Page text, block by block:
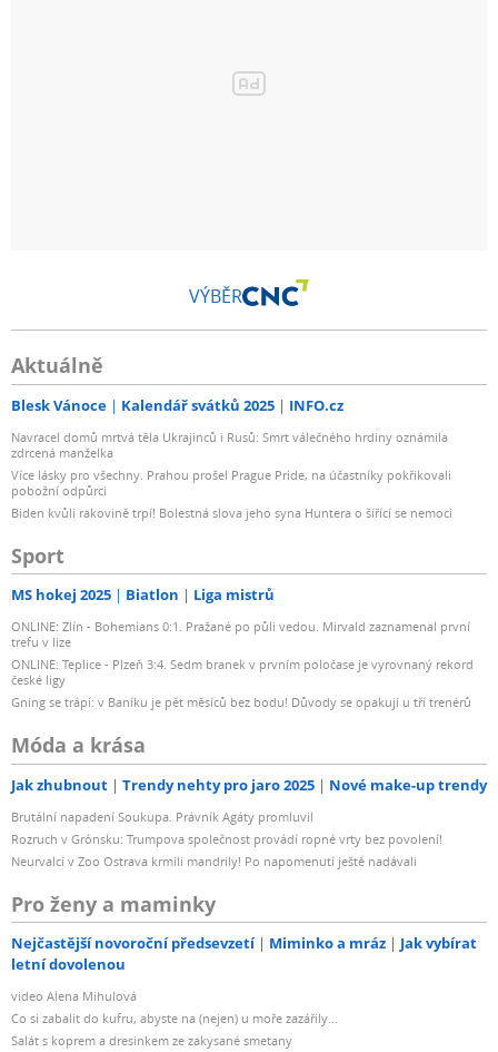
VÝBĚR
Aktuálně
Blesk Vánoce Kalendář svátků 2025 INFO.cz
Navracel domů mrtvá těla Ukrajinců i Rusů: Smrt válečného hrdiny oznámila
zdrcená manželka
Více lásky pro všechny. Prahou prošel Prague Pride, na účastníky pokřikovali
pobožní odpůrci
Biden kvůli rakovině trpí! Bolestná slova jeho syna Huntera o šířící se nemoci
Sport
MS hokej 2025 Biatlon Liga mistrů
ONLINE: Zlín - Bohemians 0:1. Pražané po půli vedou. Mirvald zaznamenal první
trefu v lize
ONLINE: Teplice - Plzeň 3:4. Sedm branek v prvním poločase je vyrovnaný rekord
české ligy
Gning se trápí: v Baníku je pět měsíců bez bodu! Důvody se opakují u tří trenérů
Móda a krása
Jak zhubnout Trendy nehty pro jaro 2025 Nové make-up trendy
Brutální napadení Soukupa. Právník Agáty promluvil
Rozruch v Grónsku: Trumpova společnost provádí ropné vrty bez povolení!
Neurvalci v Zoo Ostrava krmili mandrily! Po napomenutí ještě nadávali
Pro ženy a maminky
Nejčastější novoroční předsevzetí Miminko a mráz
Jak vybírat
letní dovolenou
video Alena Mihulová
Co si zabalit do kufru, abyste na (nejen) u moře zazářily...
Salát s koprem a dresinkem ze zakysané smetany